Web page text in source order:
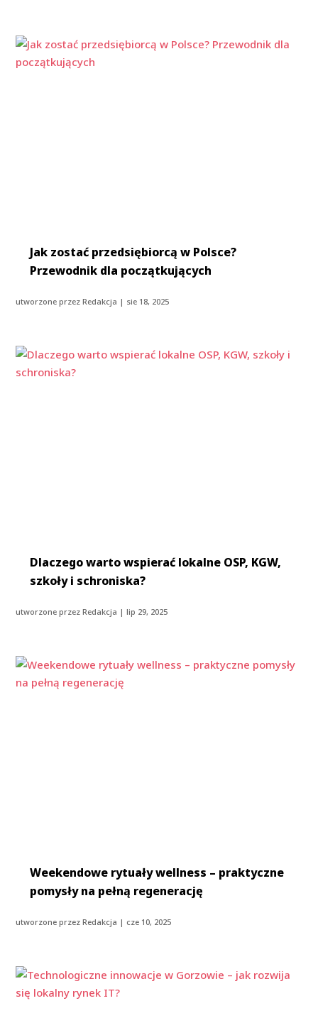
Jak zostać przedsiębiorcą w Polsce?
Przewodnik dla początkujących
utworzone przezRedakcja | sie 18, 2025
Dlaczego warto wspierać lokalne OSP, KGW,
szkoły i schroniska?
utworzone przezRedakcja |lip 29, 2025
Weekendowe rytuały wellness – praktyczne
pomysły na pełną regenerację
utworzone przezRedakcja | cze 10, 2025